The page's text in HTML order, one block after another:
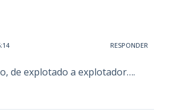
RESPONDER
de explotado a explotador….